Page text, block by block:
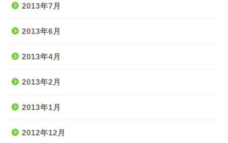
2013年7月
2013年6月
2013年4月
2013年2月
2013年1月
2012年12月